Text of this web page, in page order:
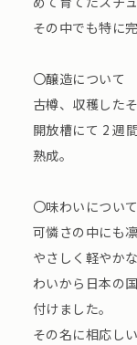
その中でも特に
〇醸造について
古樽、収穫した
開放槽にて 2 週
熟成。
〇味わいについて
可憐さの中にも
やさしく軽やか
わいから日本の
付けました。
その名に相応し